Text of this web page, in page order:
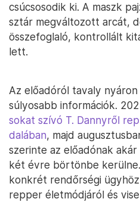
csúcsosodik ki. A maszk
sztár megváltozott arcát,
összefoglaló, kontrollált
lett.
Az előadóról tavaly
súlyosabb információk.
sokat szívó T. Dannyről
dalában, majd
szerinte az előadónak
két évre börtönbe
konkrét rendőrségi
repper életmódjáról és